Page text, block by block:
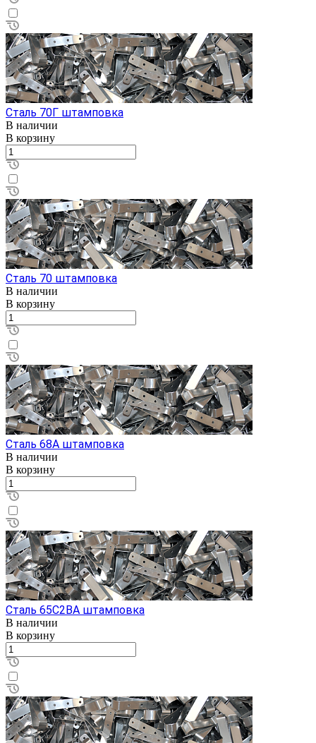
Сталь 70Г штамповка
В наличии
В корзину
Сталь 70 штамповка
В наличии
В корзину
Сталь 68А штамповка
В наличии
В корзину
Сталь 65С2ВА штамповка
В наличии
В корзину